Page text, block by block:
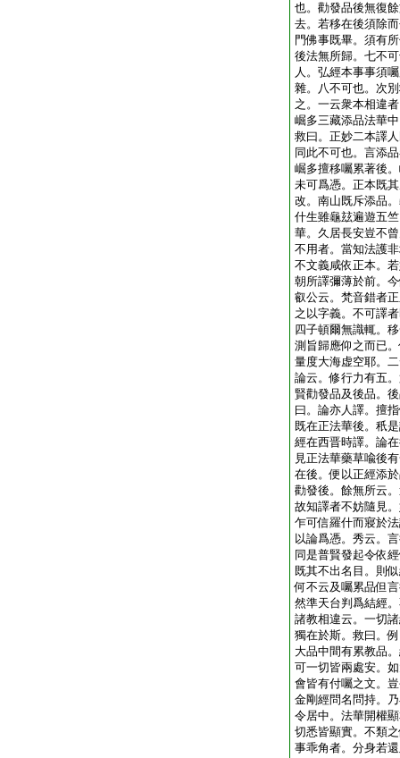
也。勸發品後無復
去。若移在後須除
門佛事既畢。須有
後法無所歸。七不
人。弘經本事事須
雜。八不可也。次
之。一云衆本相違
崛多三藏添品法華
救曰。正妙二本譯
同此不可也。言添
崛多擅移囑累著後
未可爲憑。正本既
改。南山既斥添品
什生雖龜玆遍遊五
華。久居長安豈不
不用者。當知法護
不文義咸依正本。
朝所譯彌薄於前。
叡公云。梵音錯者
之以字義。不可譯
四子頓爾無識輒。
測旨歸應仰之而已
量度大海虚空耶。
論云。修行力有五
賢勸發品及後品。
曰。論亦人譯。擅
既在正法華後。秖
經在西晋時譯。論
見正法華藥草喩後
在後。便以正經添
勸發後。餘無所云
故知譯者不妨隨見
乍可信羅什而寢於
以論爲憑。秀云。
同是普賢發起令依
既其不出名目。則
何不云及囑累品但
然準天台判爲結經
諸教相違云。一切
獨在於斯。救曰。
大品中間有累教品
可一切皆兩處安。
會皆有付囑之文。
金剛經問名問持。
令居中。法華開權
切悉皆顯實。不類
事乖角者。分身若